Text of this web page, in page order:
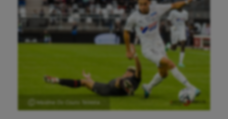
Ⓒ Maxime Do Couto Teixeira